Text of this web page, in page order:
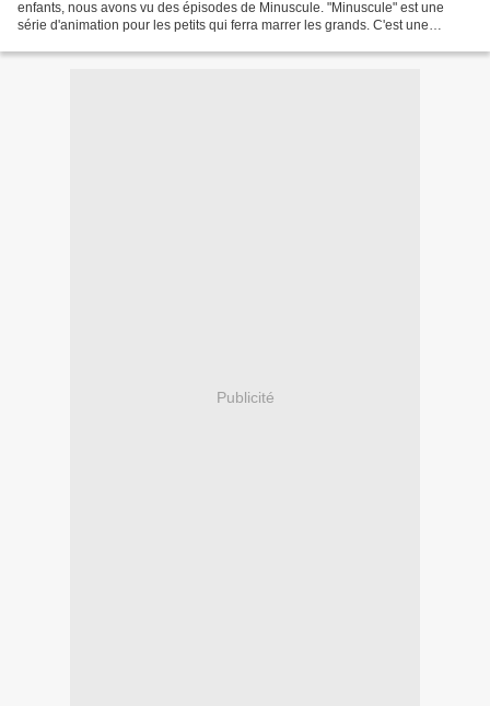
enfants, nous avons vu des épisodes de Minuscule. "Minuscule" est une
série d'animation pour les petits qui ferra marrer les grands. C'est une
Publicité